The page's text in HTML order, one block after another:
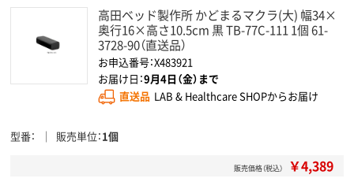
高田ベッド製作所 かどまるマクラ(大) 幅34×
奥行16×高さ10.5cm 黒 TB-77C-111 1個 61-
3728-90（直送品）
お申込番号：X483921
お届け日：9月4日（金）まで
直送品 LAB & Healthcare SHOPからお届け
型番 販売単位 1個
販売価格（税込） ￥4,389